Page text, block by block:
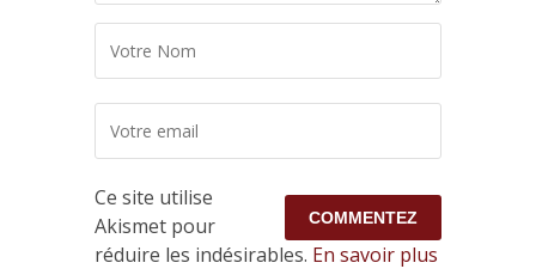
Ce site utilise
Akismet pour
réduire les indésirables. En savoir plus